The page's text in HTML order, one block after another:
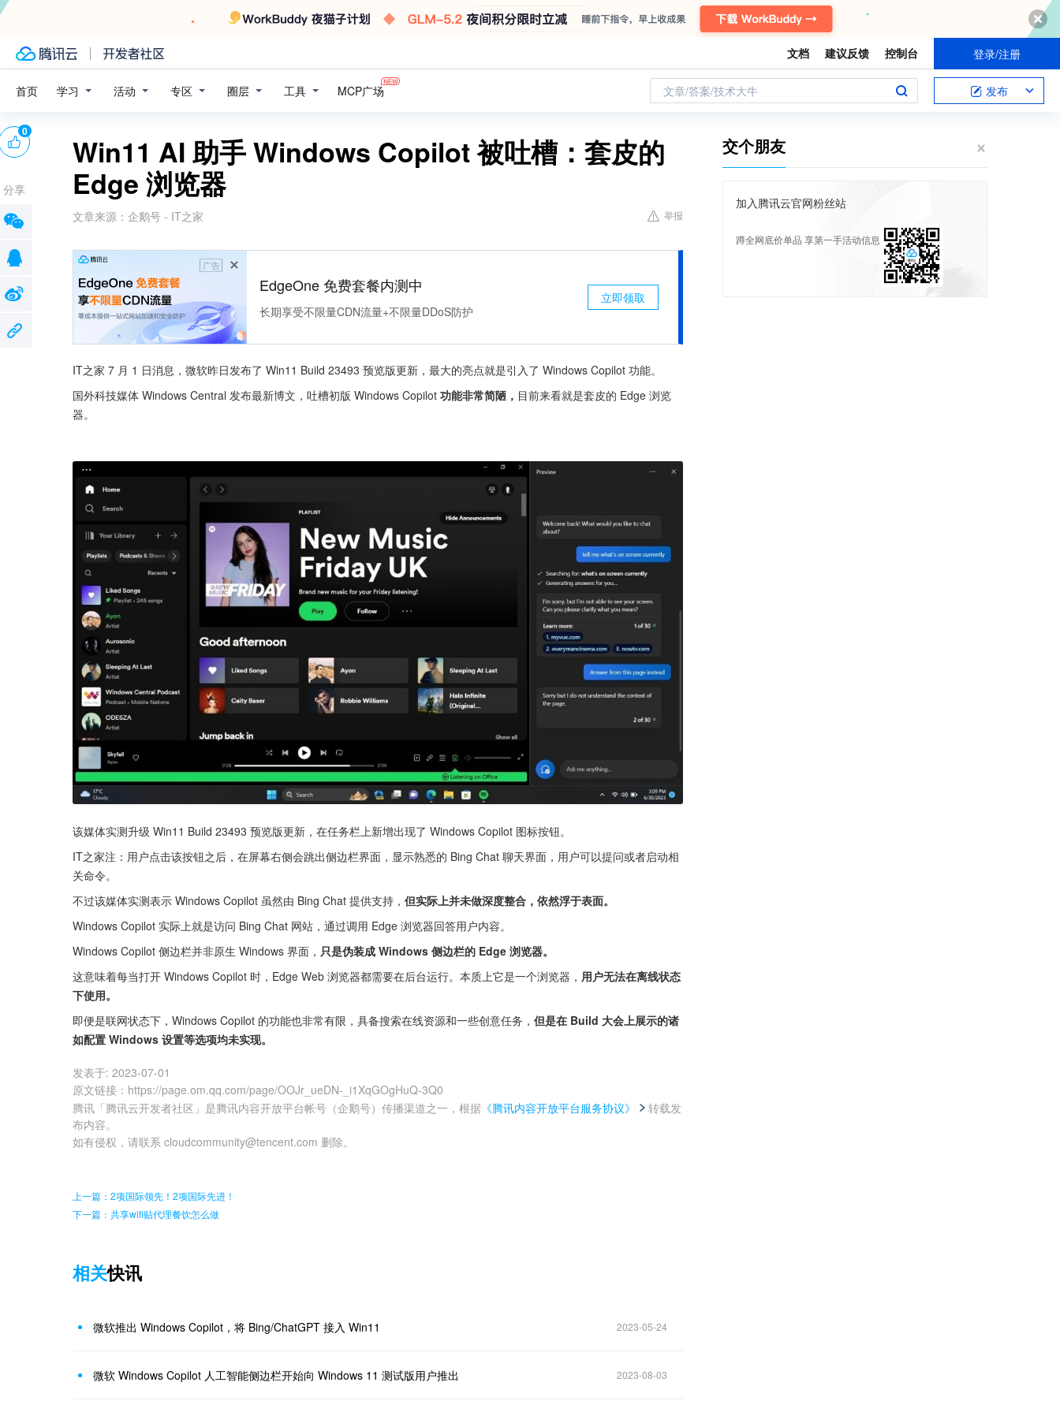
文档 建议反馈 控制台 登录/注册
首页 学习 活动 专区 圈层 工具 MCP广场 文章/答案/技术大牛 发布
Win11 AI 助手 Windows Copilot 被吐槽：套皮的
Edge 浏览器
文章来源： 企鹅号 - IT之家 举报
广告
EdgeOne 免费套餐内测中
长期享受不限量CDN流量+不限量DDoS防护
立即领取
IT之家 7 月 1 日消息，微软昨日发布了 Win11 Build 23493 预览版更新，最大的亮点就是引入了 Windows Copilot 功能。
国外科技媒体 Windows Central 发布最新博文，吐槽初版 Windows Copilot 功能非常简陋， 目前来看就是套皮的 Edge 浏览
器。
该媒体实测升级 Win11 Build 23493 预览版更新，在任务栏上新增出现了 Windows Copilot 图标按钮。
IT之家注：用户点击该按钮之后，在屏幕右侧会跳出侧边栏界面，显示熟悉的 Bing Chat 聊天界面，用户可以提问或者启动相
关命令。
不过该媒体实测表示 Windows Copilot 虽然由 Bing Chat 提供支持， 但实际上并未做深度整合，依然浮于表面。
Windows Copilot 实际上就是访问 Bing Chat 网站，通过调用 Edge 浏览器回答用户内容。
Windows Copilot 侧边栏并非原生 Windows 界面， 只是伪装成 Windows 侧边栏的 Edge 浏览器。
这意味着每当打开 Windows Copilot 时，Edge Web 浏览器都需要在后台运行。本质上它是一个浏览器， 用户无法在离线状态
下使用。
即便是联网状态下，Windows Copilot 的功能也非常有限，具备搜索在线资源和一些创意任务， 但是在 Build 大会上展示的诸
如配置 Windows 设置等选项均未实现。
发表于: 2023-07-01
原文链接 ： https://page.om.qq.com/page/OOJr_ueDN-_i1XqGOgHuQ-3Q0
腾讯「腾讯云开发者社区」是腾讯内容开放平台帐号（企鹅号）传播渠道之一，根据 《腾讯内容开放平台服务协议》
转载发
布内容。
如有侵权，请联系 cloudcommunity@tencent.com 删除。
0
分享
上一篇：2项国际领先！2项国际先进！
下一篇：共享wifi贴代理餐饮怎么做
相关快讯
微软推出 Windows Copilot，将 Bing/ChatGPT 接入 Win11 2023-05-24
微软 Windows Copilot 人工智能侧边栏开始向 Windows 11 测试版用户推出 2023-08-03
交个朋友
加入腾讯云官网粉丝站
蹲全网底价单品 享第一手活动信息